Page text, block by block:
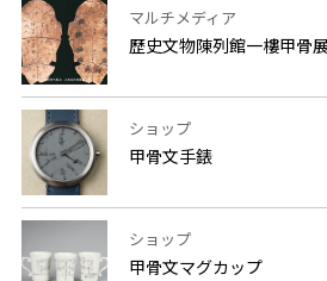
マルチメディア
歷史文物陳列館一樓甲骨
ショップ
甲骨文手錶
ショップ
甲骨文マグカップ